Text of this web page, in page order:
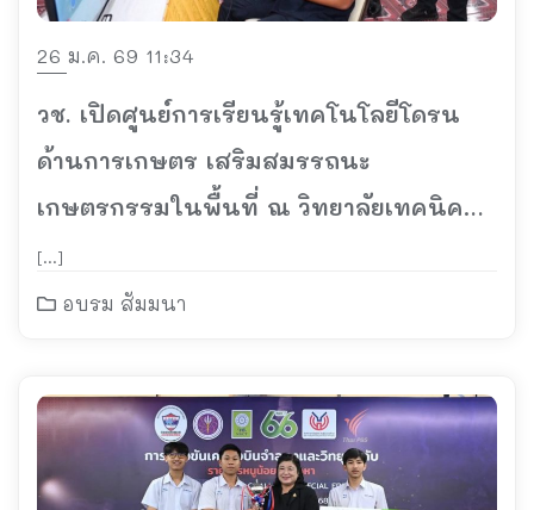
26 ม.ค. 69 11:34
วช. เปิดศูนย์การเรียนรู้เทคโนโลยีโดรน
ด้านการเกษตร เสริมสมรรถนะ
เกษตรกรรมในพื้นที่ ณ วิทยาลัยเทคนิค
เชียงราย
[…]
อบรม สัมมนา